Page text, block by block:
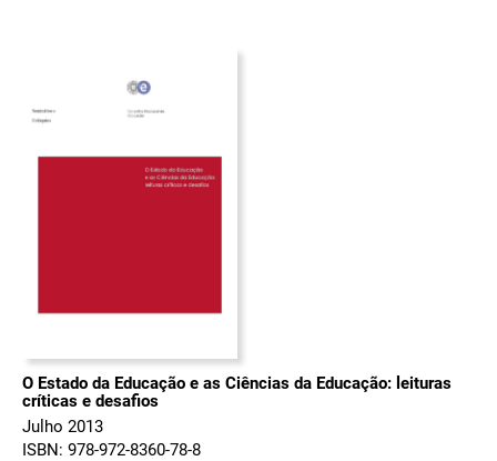
O Estado da Educação e as Ciências da Educação: leituras
críticas e desafios
Julho 2013
ISBN: 978-972-8360-78-8